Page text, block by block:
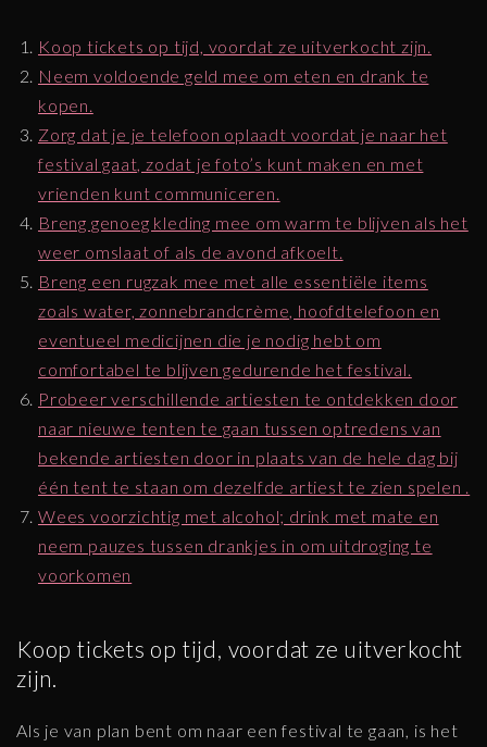
Koop tickets op tijd, voordat ze uitverkocht zijn.
Neem voldoende geld mee om eten en drank te
kopen.
Zorg dat je je telefoon oplaadt voordat je naar het
festival gaat, zodat je foto’s kunt maken en met
vrienden kunt communiceren.
Breng genoeg kleding mee om warm te blijven als het
weer omslaat of als de avond afkoelt.
Breng een rugzak mee met alle essentiële items
zoals water, zonnebrandcrème, hoofdtelefoon en
eventueel medicijnen die je nodig hebt om
comfortabel te blijven gedurende het festival.
Probeer verschillende artiesten te ontdekken door
naar nieuwe tenten te gaan tussen optredens van
bekende artiesten door in plaats van de hele dag bij
één tent te staan ​​om dezelfde artiest te zien spelen .
Wees voorzichtig met alcohol; drink met mate en
neem pauzes tussen drankjes in om uitdroging te
voorkomen
Koop tickets op tijd, voordat ze uitverkocht
zijn.
Als je van plan bent om naar een festival te gaan, is het